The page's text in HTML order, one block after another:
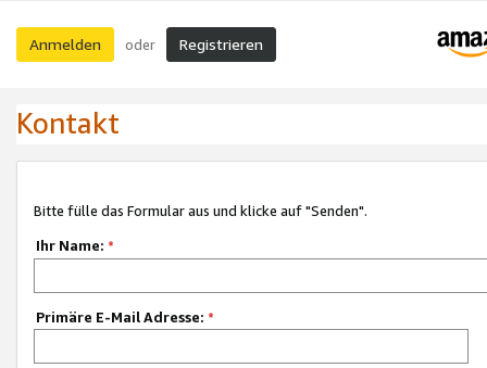
Anmelden oder Registrieren
Kontakt
Bitte fülle das Formular aus und klicke auf "Senden".
Ihr Name: *
Primäre E-Mail Adresse: *